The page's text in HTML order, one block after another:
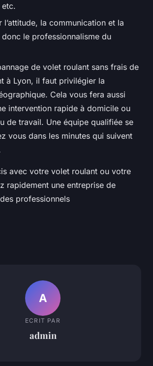
etc.
l’attitude, la communication et la
le professionnalisme du
de volet roulant sans frais de
à Lyon, il faut privilégier la
Cela vous fera aussi
intervention rapide à domicile ou
de travail. Une équipe qualifiée se
vous dans les minutes qui suivent
avec votre volet roulant ou votre
rapidement une entreprise de
professionnels
A
ECRIT PAR
admin